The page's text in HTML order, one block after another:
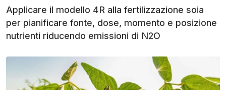
Applicare il modello 4R alla fertilizzazione soia
per pianificare fonte, dose, momento e posizione
nutrienti riducendo emissioni di N2O